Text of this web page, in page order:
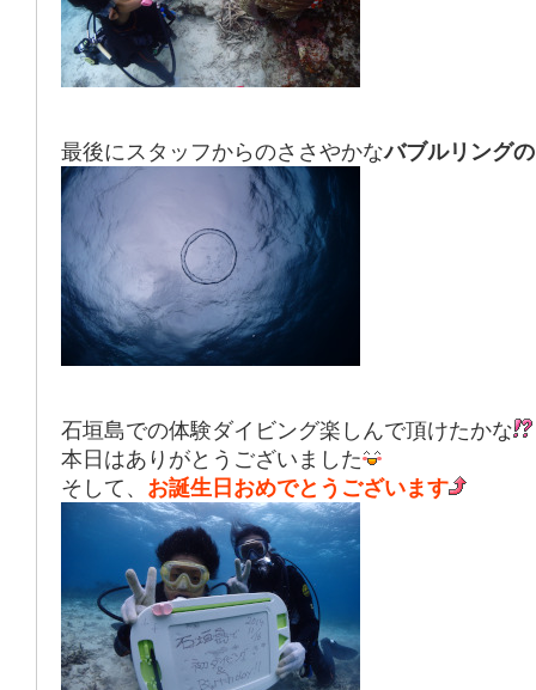
最後にスタッフからのささやかなバブルリング
石垣島での体験ダイビング楽しんで頂けたかな
本日はありがとうございました
そして、 お誕生日おめでとうございます